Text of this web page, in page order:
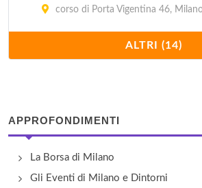
corso di Porta Vigentina 46,
corso Europa 9, Milano
Imperial
ALTRI (14)
APPROFONDIMENTI
La Borsa di Milano
Gli Eventi di Milano e Dintorni